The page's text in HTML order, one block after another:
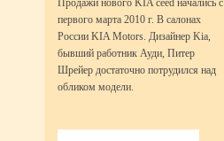
Продажи нового KIA ceed начались с
первого марта 2010 г. В салонах
России KIA Motors. Дизайнер Kia,
бывший работник Ауди, Питер
Шрейер достаточно потрудился над
обликом модели.